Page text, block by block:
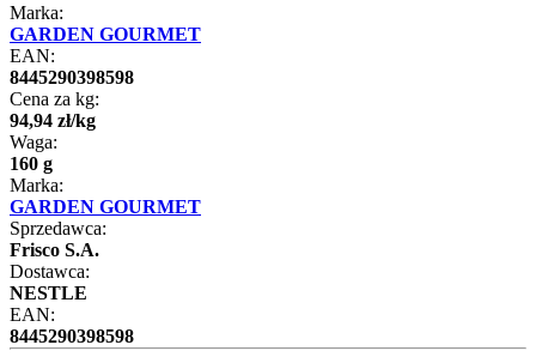
Marka:
GARDEN GOURMET
EAN:
8445290398598
Cena za kg:
94,94 zł/kg
Waga:
160 g
Marka:
GARDEN GOURMET
Sprzedawca:
Frisco S.A.
Dostawca:
NESTLE
EAN:
8445290398598